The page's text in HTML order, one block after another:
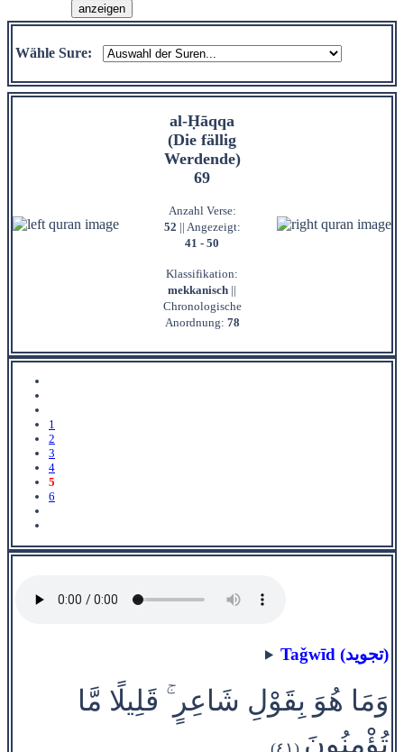
Wähle Sure:
al-Ḥāqqa
(Die fällig
Werdende)
69
Anzahl Verse:
52 || Angezeigt:
41 - 50
Klassifikation:
mekkanisch ||
Chronologische
Anordnung: 78
1
2
3
4
5
6
Taǧwīd (تجويد)
وَمَا هُوَ بِقَوْلِ شَاعِرٍ ۚ قَلِيلًا مَّا
تُؤْمِنُونَ (٤١)